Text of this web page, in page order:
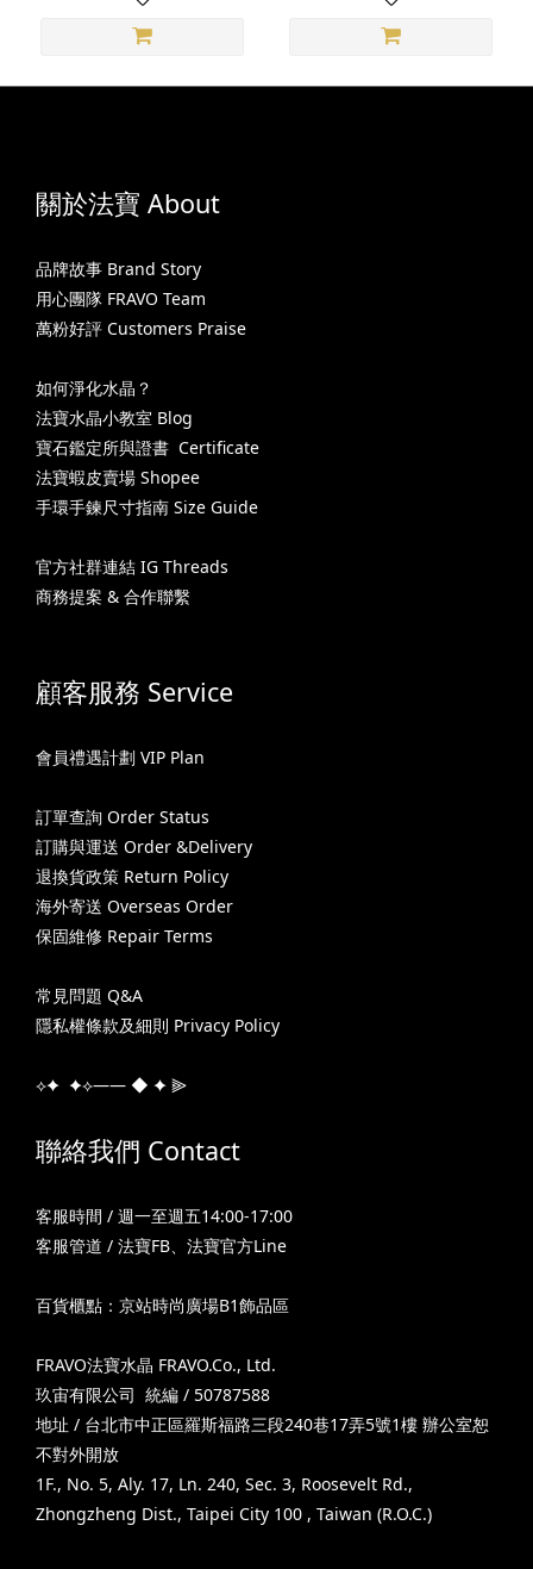
關於法寶 About
品牌故事 Brand Story
用心團隊 FRAVO Team
萬粉好評 Customers Praise
如何淨化水晶？
法寶水晶小教室 Blog
寶石鑑定所與證書 Certificate
法寶蝦皮賣場 Shopee
手環手鍊尺寸指南 Size Guide
官方社群連結 IG Threads
商務提案 & 合作聯繫
顧客服務 Service
會員禮遇計劃 VIP Plan
訂單查詢 Order Status
訂購與運送 Order &Delivery
退換貨政策 Return Policy
海外寄送 Overseas Order
保固維修 Repair Terms
常見問題 Q&A
隱私權條款及細則 Privacy Policy
⟡✦ ✦⟡—— ◆ ✦ ⫸
聯絡我們 Contact
客服時間 / 週一至週五14:00-17:00
客服管道 / 法寶FB、 法寶官方Line
百貨櫃點：京站時尚廣場B1飾品區
FRAVO法寶水晶 FRAVO.Co., Ltd.
玖宙有限公司 統編 / 50787588
地址 / 台北市中正區羅斯福路三段240巷17弄5號1樓 辦公室恕
不對外開放
1F., No. 5, Aly. 17, Ln. 240, Sec. 3, Roosevelt Rd.,
Zhongzheng Dist., Taipei City 100 , Taiwan (R.O.C.)